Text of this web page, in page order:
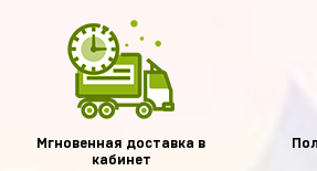
Мгновенная доставка в
кабинет